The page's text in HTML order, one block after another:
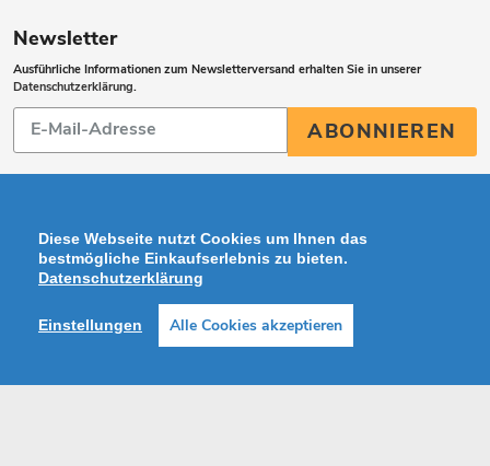
Newsletter
Ausführliche Informationen zum Newsletterversand erhalten Sie in unserer
Datenschutzerklärung.
Abonnieren
Sie
unsere
ABONNIEREN
Zahlungsarten
Instagram
Diese Webseite nutzt Cookies um Ihnen das
bestmögliche Einkaufserlebnis zu bieten.
Datenschutzerklärung
Einstellungen Alle Cookies akzeptieren